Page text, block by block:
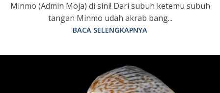
Minmo (Admin Moja) di sini! Dari subuh ketemu subuh
tangan Minmo udah akrab bang...
BACA SELENGKAPNYA